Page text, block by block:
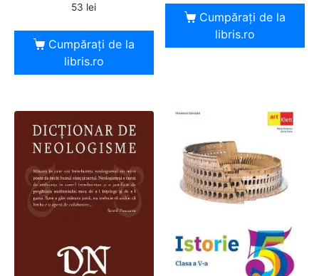
53 lei
Cumpărați de la
libris.ro
Cumpărați de la
libris.ro